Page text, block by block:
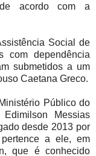
de acordo com a
Social de
com dependência
submetidos a um
Caetana Greco.
Público do
Messias
desde 2013 por
a ele, em
que é conhecido